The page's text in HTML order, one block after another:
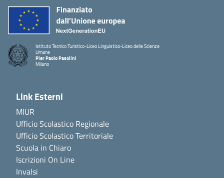
Istituto Tecnico Turistico-Liceo Linguistico-Liceo delle Scienze
Umane
Pier Paolo Pasolini
Milano
Link Esterni
MIUR
Ufficio Scolastico Regionale
Ufficio Scolastico Territoriale
Scuola in Chiaro
Iscrizioni On Line
Invalsi